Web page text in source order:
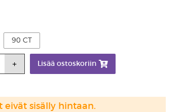
90 CT
Lisää ostoskoriin
eivät sisälly hintaan.